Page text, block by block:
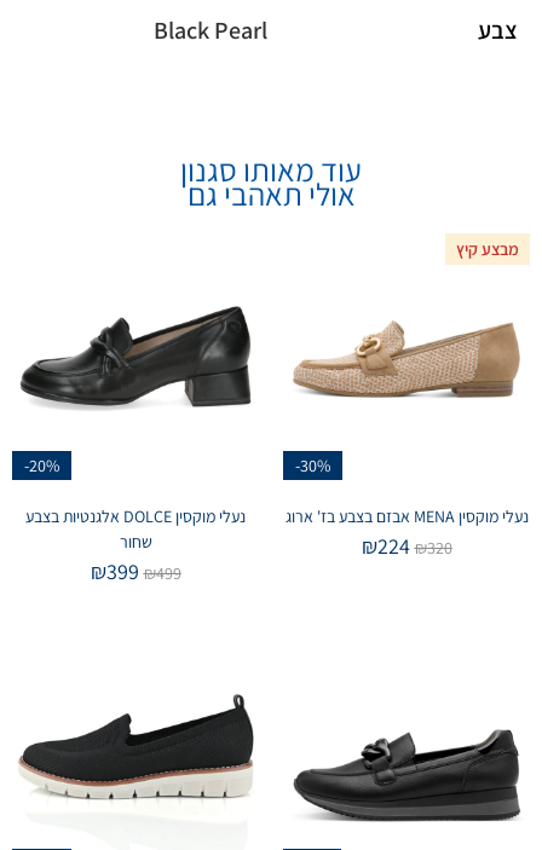
צבע
Black Pearl
עוד מאותו סגנון
אולי תאהבי גם
מבצע קיץ
-30%
נעלי מוקסין MENA אבזם בצבע בז' ארוג
₪320
₪224
-20%
נעלי מוקסין DOLCE אלגנטיות בצבע
שחור
₪499
₪399